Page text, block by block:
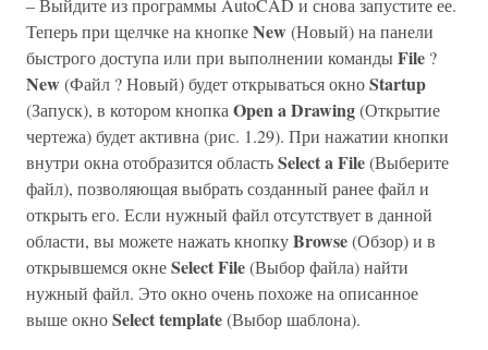
– Выйдите из программы AutoCAD и снова запустите ее.
Теперь при щелчке на кнопкеNew(Новый) на панели
быстрого доступа или при выполнении командыFile ?
New(Файл ? Новый) будет открываться окноStartup
(Запуск), в котором кнопка Open a Drawing(Открытие
чертежа) будет активна (рис. 1.29). При нажатии кнопки
внутри окна отобразится областьSelect a File(Выберите
файл), позволяющая выбрать созданный ранее файл и
открыть его. Если нужный файл отсутствует в данной
области, вы можете нажать кнопкуBrowse(Обзор) и в
открывшемся окнеSelect File(Выбор файла) найти
нужный файл. Это окно очень похоже на описанное
выше окноSelect template(Выбор шаблона).